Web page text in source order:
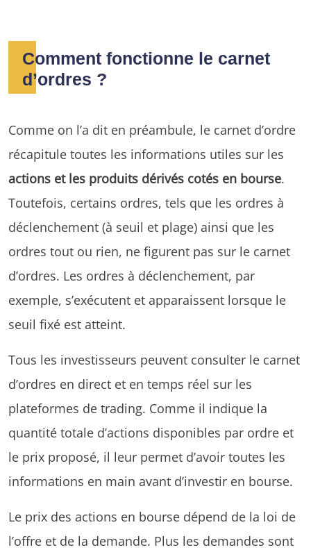
Comment fonctionne le carnet
d’ordres ?
Comme on l’a dit en préambule, le carnet d’ordre
récapitule toutes les informations utiles sur les
actions et les produits dérivés cotés en bourse.
Toutefois, certains ordres, tels que les ordres à
déclenchement (à seuil et plage) ainsi que les
ordres tout ou rien, ne figurent pas sur le carnet
d’ordres. Les ordres à déclenchement, par
exemple, s’exécutent et apparaissent lorsque le
seuil fixé est atteint.
Tous les investisseurs peuvent consulter le carnet
d’ordres en direct et en temps réel sur les
plateformes de trading. Comme il indique la
quantité totale d’actions disponibles par ordre et
le prix proposé, il leur permet d’avoir toutes les
informations en main avant d’investir en bourse.
Le prix des actions en bourse dépend de la loi de
l’offre et de la demande. Plus les demandes sont